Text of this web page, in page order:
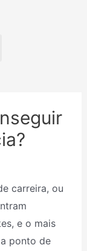
carreira, ou
e o mais
ponto de